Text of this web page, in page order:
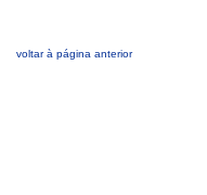
voltar à página anterior